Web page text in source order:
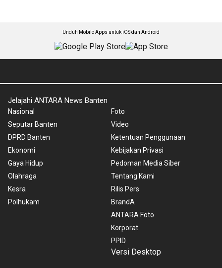
Unduh Mobile Apps untuk iOS dan Android
Jelajahi ANTARA News Banten
Nasional
Seputar Banten
DPRD Banten
Ekonomi
Gaya Hidup
Olahraga
Kesra
Polhukam
Foto
Video
Ketentuan Penggunaan
Kebijakan Privasi
Pedoman Media Siber
Tentang Kami
Rilis Pers
BrandA
ANTARA Foto
Korporat
PPID
Versi Desktop